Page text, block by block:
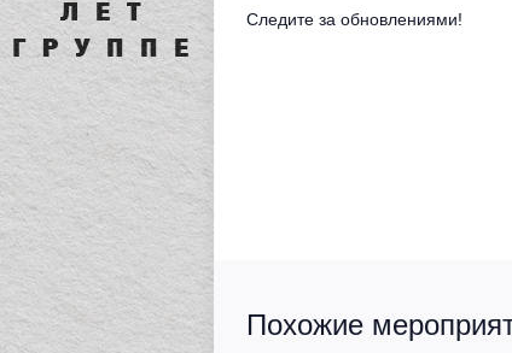
Следите за обновлениями!
Похожие